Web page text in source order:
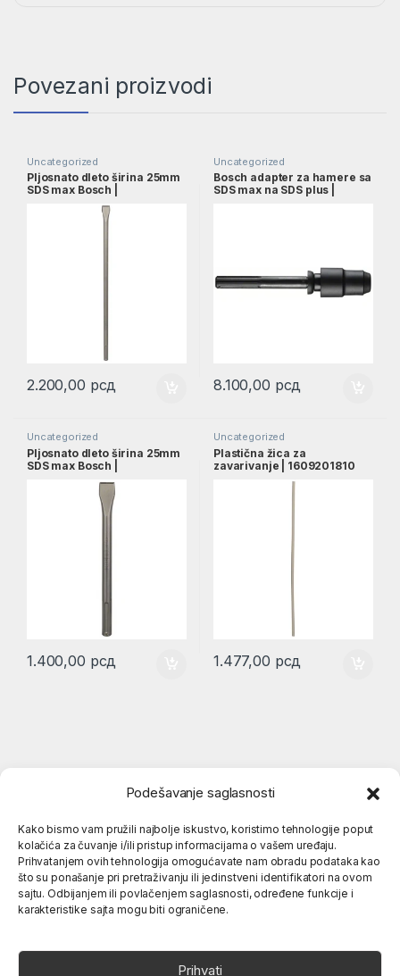
Podešavanje saglasnosti
Kako bismo vam pružili najbolje iskustvo, koristimo tehnologije poput
kolačića za čuvanje i/ili pristup informacijama o vašem uređaju.
Prihvatanjem ovih tehnologija omogućavate nam obradu podataka kao
što su ponašanje pri pretraživanju ili jedinstveni identifikatori na ovom
sajtu. Odbijanjem ili povlačenjem saglasnosti, određene funkcije i
karakteristike sajta mogu biti ograničene.
Prihvati
Povezani proizvodi
Uncategorized
Pljosnato dleto širina 25mm
SDS max Bosch |
2.200,00 рсд
Uncategorized
Bosch adapter za hamere sa
SDS max na SDS plus |
8.100,00 рсд
Uncategorized
Pljosnato dleto širina 25mm
SDS max Bosch |
1.400,00 рсд
Uncategorized
Plastična žica za
zavarivanje | 1609201810
1.477,00 рсд
Popularne kategorije
O nama